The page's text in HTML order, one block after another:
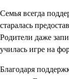
Семья всегда
старалась
Родители даже
училась игре на
Благодаря